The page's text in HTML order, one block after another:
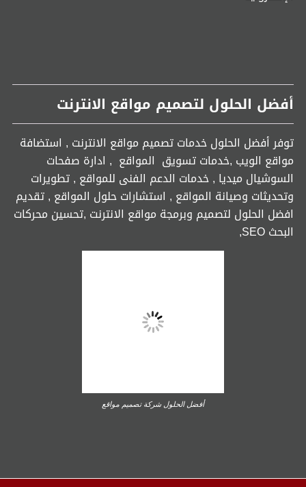
أفضل الحلول لتصميم مواقع الانترنت
توفر أفضل الحلول خدمات تصميم مواقع الانترنت , استضافة
مواقع الويب ,خدمات تسويق المواقع , ادارة صفحات
السوشيال ميديا , خدمات الدعم الفنى للمواقع , تطويرات
وتحديثات وصيانة المواقع , استشارات حلول المواقع , تقديم
افضل الحلول لتصميم وبرمجة مواقع الانترنت ,تحسين محركات
البحث SEO,
أفضل الحلول شركة تصميم مواقع